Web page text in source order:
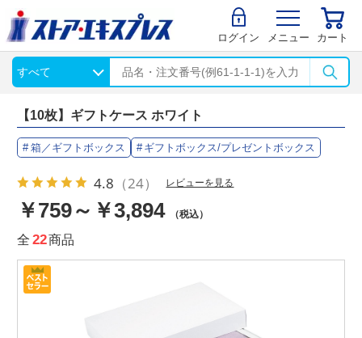
ログイン メニュー カート
【10枚】ギフトケース ホワイト
箱／ギフトボックス ギフトボックス/プレゼントボックス
4.8 （24） レビューを見る
￥759～￥3,894 （税込）
全 22商品